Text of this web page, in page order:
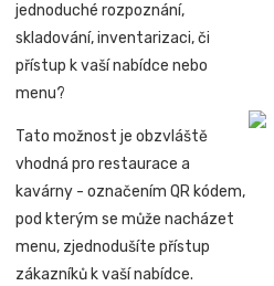
jednoduché rozpoznání,
skladování, inventarizaci, či
přístup k vaší nabídce nebo
menu?
Tato možnost je obzvláště
vhodná pro restaurace a
kavárny - označením QR kódem,
pod kterým se může nacházet
menu, zjednodušíte přístup
zákazníků k vaší nabídce.